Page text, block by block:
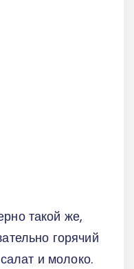
такой же,
горячий
и молоко.